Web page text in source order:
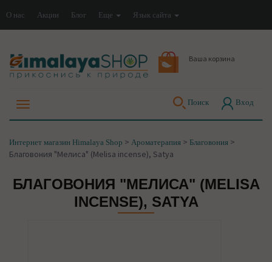
О нас Акции Блог Еще Язык сайта
Ваша корзина
Поиск Вход
Интернет магазин Himalaya Shop > Ароматерапия > Благовония >
Благовония "Мелиса" (Melisa incense), Satya
БЛАГОВОНИЯ "МЕЛИСА" (MELISA
INCENSE), SATYA